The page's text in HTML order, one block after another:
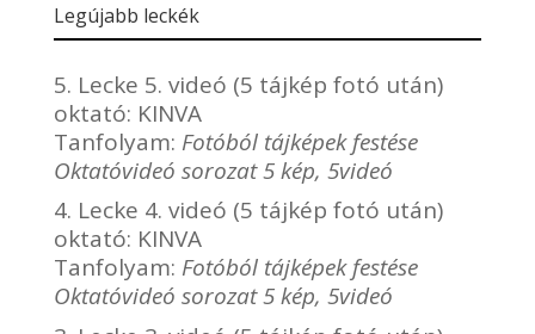
Legújabb leckék
5. Lecke 5. videó (5 tájkép fotó után)
oktató: KINVA
Tanfolyam: Fotóból tájképek festése
Oktatóvideó sorozat 5 kép, 5videó
4. Lecke 4. videó (5 tájkép fotó után)
oktató: KINVA
Tanfolyam: Fotóból tájképek festése
Oktatóvideó sorozat 5 kép, 5videó